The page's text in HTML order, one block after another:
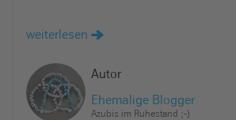
weiterlesen
Autor
Ehemalige Blogger
Azubis im Ruhestand ;-)